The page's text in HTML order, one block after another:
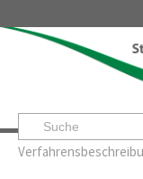
Startseite»
Leben & Erleben